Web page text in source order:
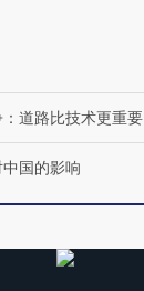
道路比技术更重要
国的影响